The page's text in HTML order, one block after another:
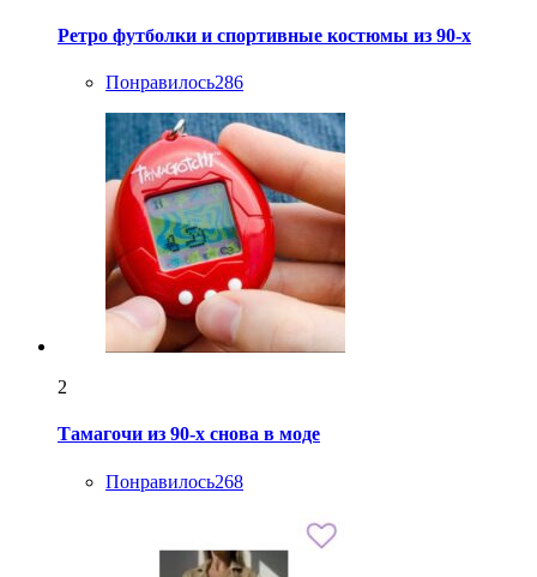
Ретро футболки и спортивные костюмы из 90-х
Понравилось286
2
Тамагочи из 90-х снова в моде
Понравилось268